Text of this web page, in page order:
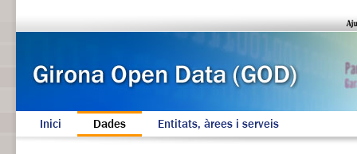
Inici Dades Entitats, àrees i serveis